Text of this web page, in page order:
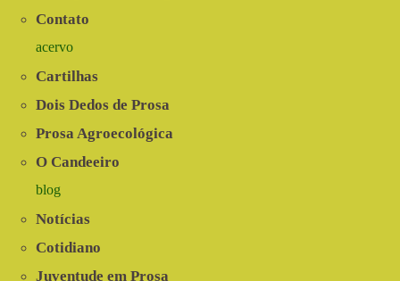
Contato
acervo
Cartilhas
Dois Dedos de Prosa
Prosa Agroecológica
O Candeeiro
blog
Notícias
Cotidiano
Juventude em Prosa